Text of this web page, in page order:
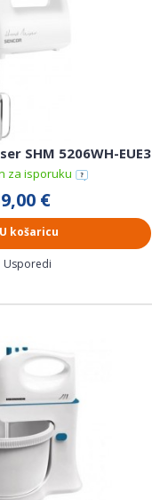
SHM 5206WH-EUE3
za isporuku
€
U košaricu
Usporedi